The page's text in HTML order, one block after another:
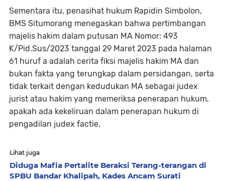
Sementara itu, penasihat hukum Rapidin Simbolon,
BMS Situmorang menegaskan bahwa pertimbangan
majelis hakim dalam putusan MA Nomor: 493
K/Pid.Sus/2023 tanggal 29 Maret 2023 pada halaman
61 huruf a adalah cerita fiksi majelis hakim MA dan
bukan fakta yang terungkap dalam persidangan, serta
tidak terkait dengan kedudukan MA sebagai judex
jurist atau hakim yang memeriksa penerapan hukum,
apakah ada kekeliruan dalam penerapan hukum di
pengadilan judex factie.
Lihat juga
Diduga Mafia Pertalite Beraksi Terang-terangan di
SPBU Bandar Khalipah, Kades Ancam Surati